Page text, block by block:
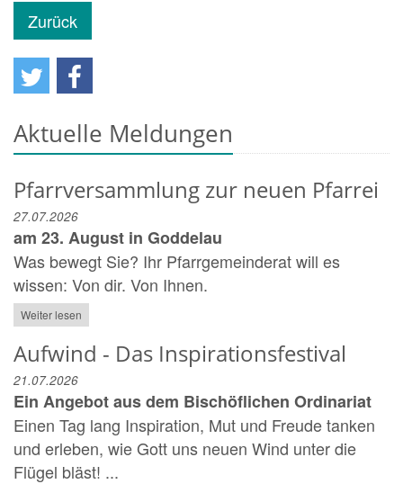
Zurück
Aktuelle Meldungen
Pfarrversammlung zur neuen Pfarrei
27.07.2026
am 23. August in Goddelau
Was bewegt Sie? Ihr Pfarrgemeinderat will es
wissen: Von dir. Von Ihnen.
Weiter lesen
Aufwind - Das Inspirationsfestival
21.07.2026
Ein Angebot aus dem Bischöflichen Ordinariat
Einen Tag lang Inspiration, Mut und Freude tanken
und erleben, wie Gott uns neuen Wind unter die
Flügel bläst! ...